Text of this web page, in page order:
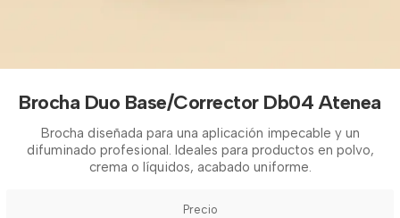
Brocha Duo Base/Corrector Db04 Atenea
Brocha diseñada para una aplicación impecable y un
difuminado profesional. Ideales para productos en polvo,
crema o líquidos, acabado uniforme.
Precio